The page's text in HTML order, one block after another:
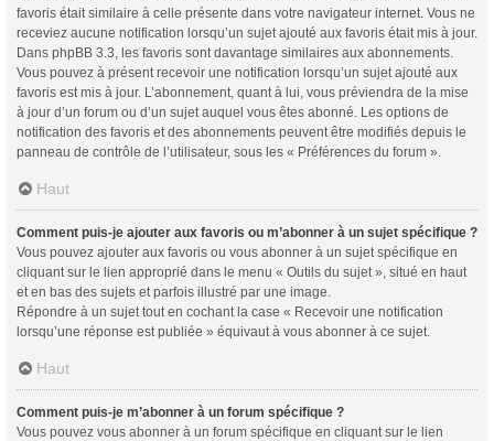
favoris était similaire à celle présente dans votre navigateur internet. Vous ne
receviez aucune notification lorsqu’un sujet ajouté aux favoris était mis à jour.
Dans phpBB 3.3, les favoris sont davantage similaires aux abonnements.
Vous pouvez à présent recevoir une notification lorsqu’un sujet ajouté aux
favoris est mis à jour. L’abonnement, quant à lui, vous préviendra de la mise
à jour d’un forum ou d’un sujet auquel vous êtes abonné. Les options de
notification des favoris et des abonnements peuvent être modifiés depuis le
panneau de contrôle de l’utilisateur, sous les « Préférences du forum ».
Haut
Comment puis-je ajouter aux favoris ou m’abonner à un sujet spécifique ?
Vous pouvez ajouter aux favoris ou vous abonner à un sujet spécifique en
cliquant sur le lien approprié dans le menu « Outils du sujet », situé en haut
et en bas des sujets et parfois illustré par une image.
Répondre à un sujet tout en cochant la case « Recevoir une notification
lorsqu’une réponse est publiée » équivaut à vous abonner à ce sujet.
Haut
Comment puis-je m’abonner à un forum spécifique ?
Vous pouvez vous abonner à un forum spécifique en cliquant sur le lien